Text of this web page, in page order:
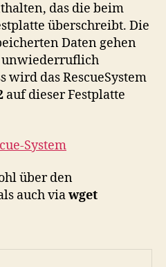
das die beim
überschreibt. Die
Daten gehen
unwiederruflich
wird das RescueSystem
auf dieser Festplatte
System
über den
auch viawget